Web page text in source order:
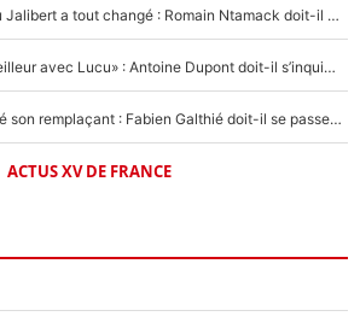
XV de France - Matthieu Jalibert a tout changé : Romain Ntamack doit-il s’inquiéter pour sa place à un an de la Coupe du monde ?
«Le XV de France est meilleur avec Lucu» : Antoine Dupont doit-il s’inquiéter pour sa place ?
Le XV de France a trouvé son remplaçant : Fabien Galthié doit-il se passer d'Antoine Dupont ?
ACTUS XV DE FRANCE